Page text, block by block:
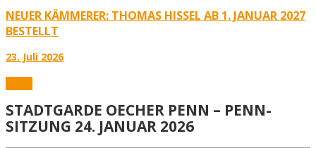
NEUER KÄMMERER: THOMAS HISSEL AB 1. JANUAR 2027
BESTELLT
23. Juli 2026
STADTGARDE OECHER PENN – PENN-
SITZUNG 24. JANUAR 2026